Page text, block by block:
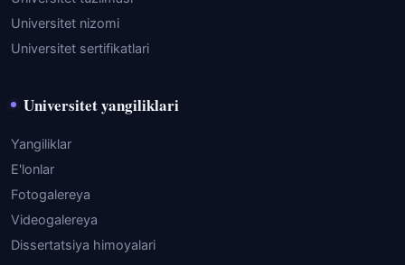
Universitet nizomi
Universitet sertifikatlari
Universitet yangiliklari
Yangiliklar
E'lonlar
Fotogalereya
Videogalereya
Dissertatsiya himoyalari